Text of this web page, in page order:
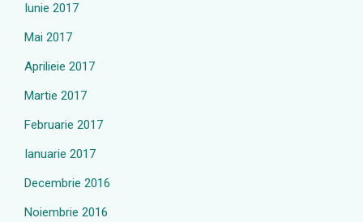
Iunie 2017
Mai 2017
Aprilieie 2017
Martie 2017
Februarie 2017
Ianuarie 2017
Decembrie 2016
Noiembrie 2016